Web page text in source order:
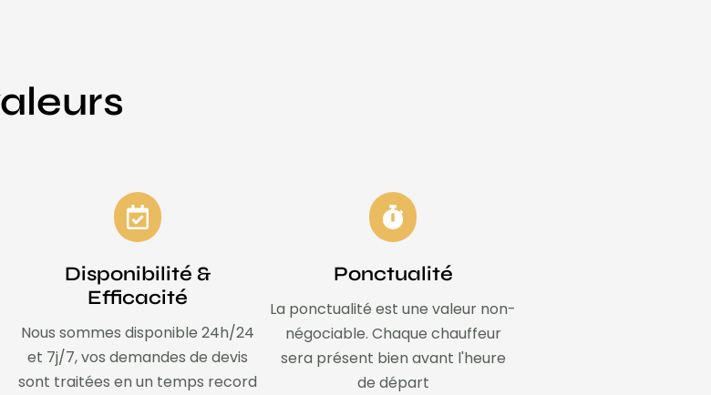
Disponibilité &
Efficacité
Nous sommes disponible 24h/24
et 7j/7, vos demandes de devis
sont traitées en un temps record
Ponctualité
La ponctualité est une valeur non-
négociable. Chaque chauffeur
sera présent bien avant l'heure
de départ